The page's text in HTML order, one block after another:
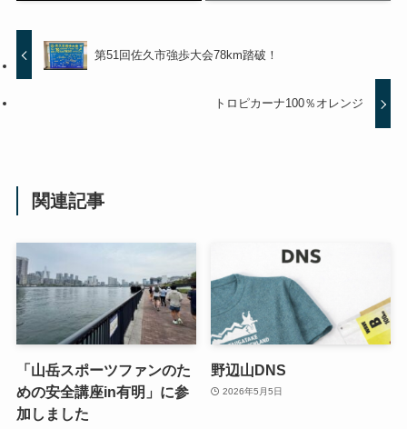
第51回佐久市強歩大会78km踏破！
トロピカーナ100％オレンジ
関連記事
「山岳スポーツファンのた
めの安全講座in有明」に参
加しました
野辺山DNS
2026年5月5日